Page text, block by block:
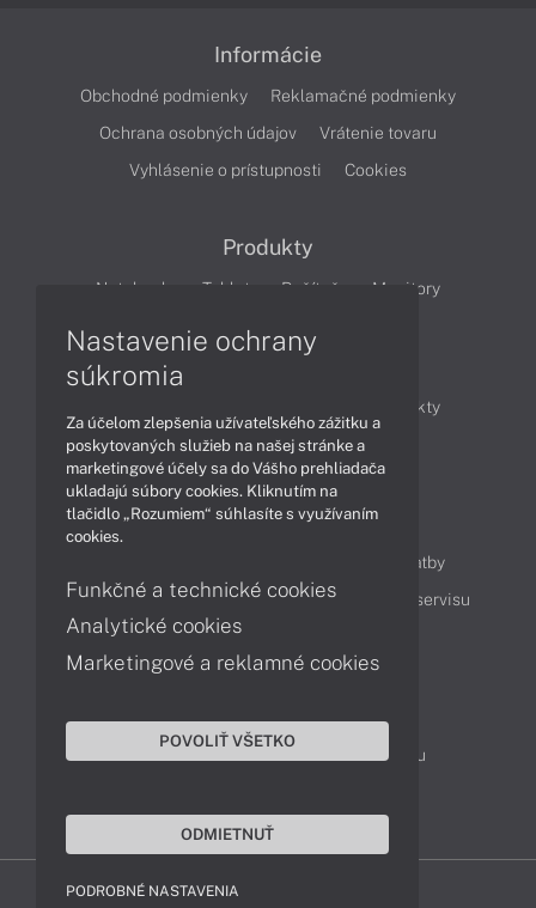
Informácie
Obchodné podmienky
Reklamačné podmienky
Ochrana osobných údajov
Vrátenie tovaru
Vyhlásenie o prístupnosti
Cookies
Produkty
Notebooky Tablety Počítače Monitory
Produkty
Technológie
Videá
Obsah
Možnosti doručenia a platby
Podpora a servis
Servisné služby Cenník servisu
Kontakty
043 4224 771
Obchodné oddelenie
Reklamácia tovaru
Nastavenie ochrany
súkromia
Za účelom zlepšenia užívateľského zážitku a
poskytovaných služieb na našej stránke a
marketingové účely sa do Vášho prehliadača
ukladajú súbory cookies. Kliknutím na
tlačidlo „Rozumiem“ súhlasíte s využívaním
cookies.
Funkčné a technické cookies
Analytické cookies
Marketingové a reklamné cookies
POVOLIŤ VŠETKO
ODMIETNUŤ
PODROBNÉ NASTAVENIA